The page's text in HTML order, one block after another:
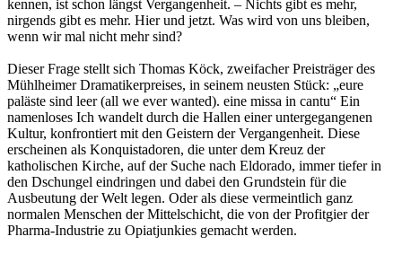
kennen, ist schon längst Vergangenheit. – Nichts gibt es mehr,
nirgends gibt es mehr. Hier und jetzt. Was wird von uns bleiben,
wenn wir mal nicht mehr sind?
Dieser Frage stellt sich Thomas Köck, zweifacher Preisträger des
Mühlheimer Dramatikerpreises, in seinem neusten Stück: „eure
paläste sind leer (all we ever wanted). eine missa in cantu“ Ein
namenloses Ich wandelt durch die Hallen einer untergegangenen
Kultur, konfrontiert mit den Geistern der Vergangenheit. Diese
erscheinen als Konquistadoren, die unter dem Kreuz der
katholischen Kirche, auf der Suche nach Eldorado, immer tiefer in
den Dschungel eindringen und dabei den Grundstein für die
Ausbeutung der Welt legen. Oder als diese vermeintlich ganz
normalen Menschen der Mittelschicht, die von der Profitgier der
Pharma-Industrie zu Opiatjunkies gemacht werden.